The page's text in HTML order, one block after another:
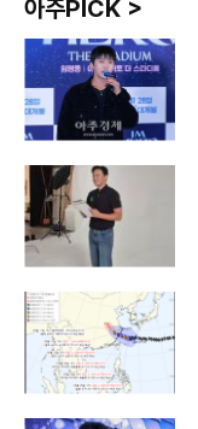
아주PICK >